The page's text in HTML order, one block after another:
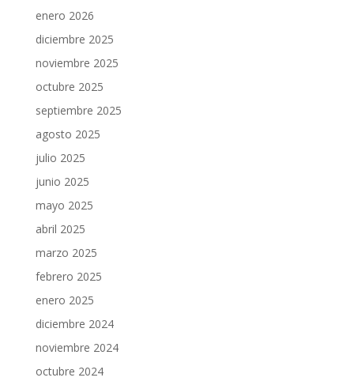
enero 2026
diciembre 2025
noviembre 2025
octubre 2025
septiembre 2025
agosto 2025
julio 2025
junio 2025
mayo 2025
abril 2025
marzo 2025
febrero 2025
enero 2025
diciembre 2024
noviembre 2024
octubre 2024